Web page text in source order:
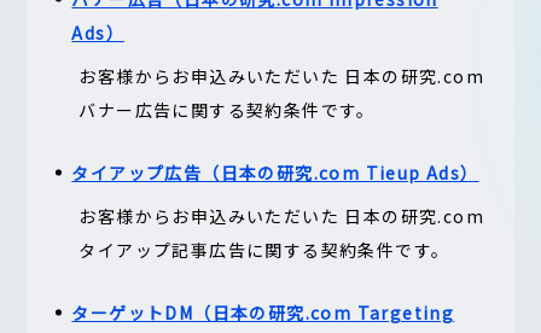
Ads）
お客様からお申込みいただいた 日本の研究.com
バナー広告に関する契約条件です。
タイアップ広告（日本の研究.com Tieup Ads）
お客様からお申込みいただいた 日本の研究.com
タイアップ記事広告に関する契約条件です。
ターゲットDM（日本の研究.com Targeting